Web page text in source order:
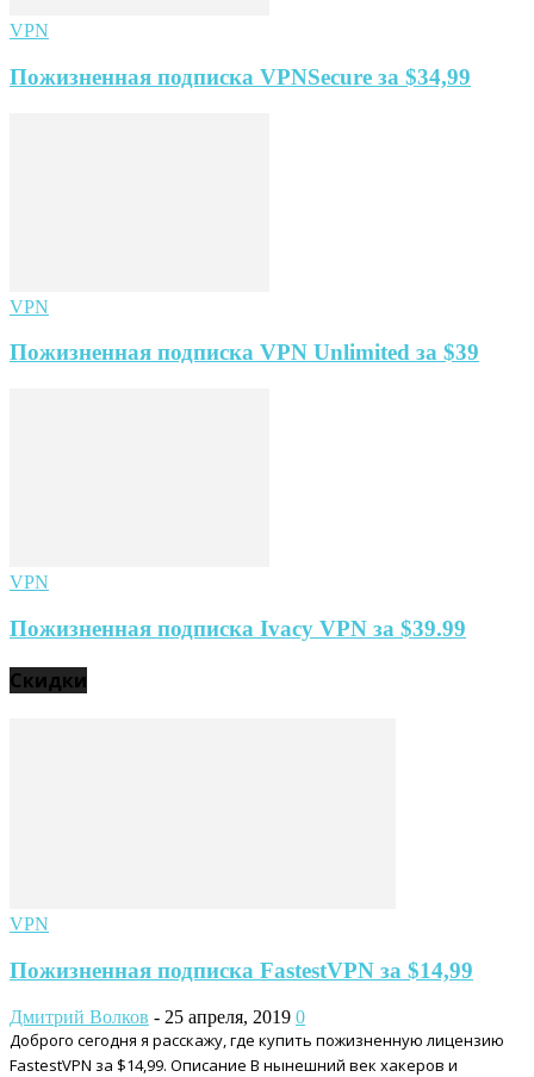
VPN
Пожизненная подписка VPNSecure за $34,99
VPN
Пожизненная подписка VPN Unlimited за $39
VPN
Пожизненная подписка Ivacy VPN за $39.99
Скидки
VPN
Пожизненная подписка FastestVPN за $14,99
Дмитрий Волков - 25 апреля, 2019 0
Доброго сегодня я расскажу, где купить пожизненную лицензию
FastestVPN за $14,99. Описание В нынешний век хакеров и